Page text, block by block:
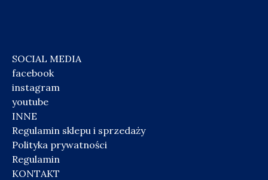
SOCIAL MEDIA
facebook
instagram
youtube
INNE
Regulamin sklepu i sprzedaży
Polityka prywatności
Regulamin
KONTAKT